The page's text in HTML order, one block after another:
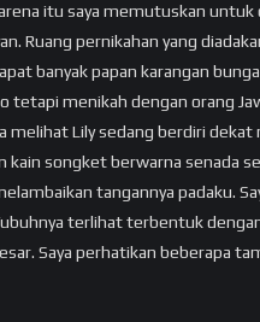
itu saya memutuskan untuk
Ruang pernikahan yang
banyak papan karangan
tetapi menikah dengan orang
melihat Lily sedang berdiri dekat
kain songket berwarna senada
tangannya padaku.
terlihat terbentuk
Saya perhatikan beberapa